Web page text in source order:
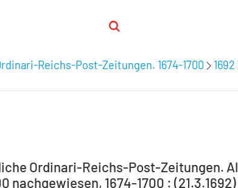
Reichs-Post-Zeitungen. 1674-1700 1692
Ordinari-Reichs-Post-Zeitungen.
nachgewiesen, 1674-1700 :